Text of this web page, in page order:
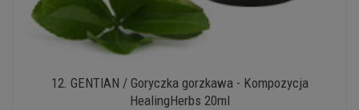
12. GENTIAN / Goryczka gorzkawa - Kompozycja
HealingHerbs 20ml